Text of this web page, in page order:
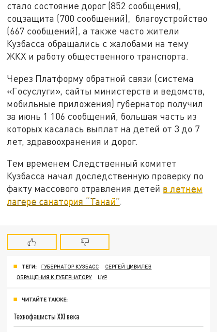
стало состояние дорог (852 сообщения),
соцзащита (700 сообщений), благоустройство
(667 сообщений), а также часто жители
Кузбасса обращались с жалобами на тему
ЖКХ и работу общественного транспорта.
Через Платформу обратной связи (система
«Госуслуги», сайты министерств и ведомств,
мобильные приложения) губернатор получил
за июнь 1 106 сообщений, большая часть из
которых касалась выплат на детей от 3 до 7
лет, здравоохранения и дорог.
Тем временем Следственный комитет
Кузбасса начал доследственную проверку по
факту массового отравления детей в летнем
лагере санатория “Танай”.
ТЕГИ: ГУБЕРНАТОР КУЗБАСС
СЕРГЕЙ ЦИВИЛЕВ
ОБРАЩЕНИЯ К ГУБЕРНАТОРУ
ЦУР
ЧИТАЙТЕ ТАКЖЕ:
Технофашисты XXI века